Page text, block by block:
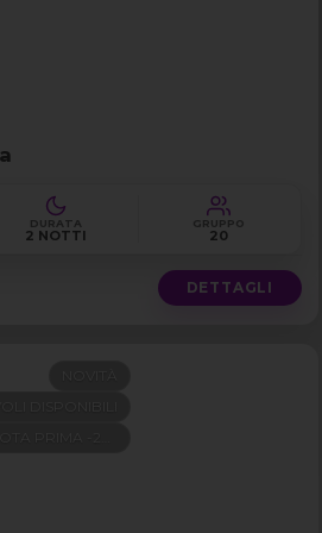
DURATA
2 NOTTI
GRUPPO
20
DETTAGLI